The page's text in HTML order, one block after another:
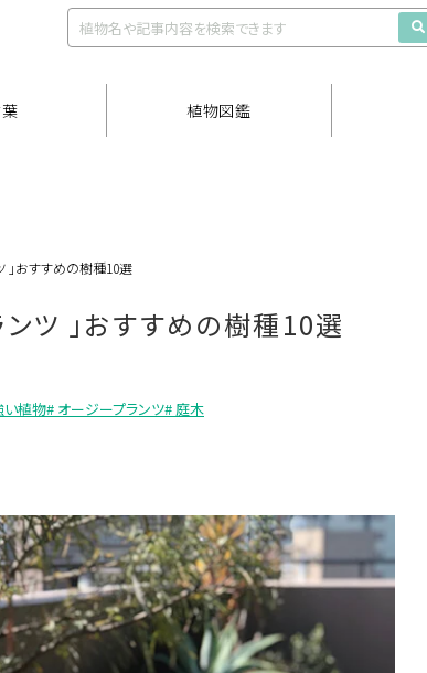
植物図鑑
」おすすめの樹種10選
ツ 」おすすめの樹種10選
い植物# オージープランツ# 庭木